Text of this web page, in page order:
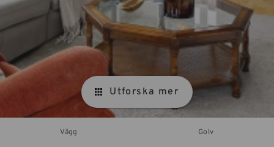
Utforska mer
Vägg Golv